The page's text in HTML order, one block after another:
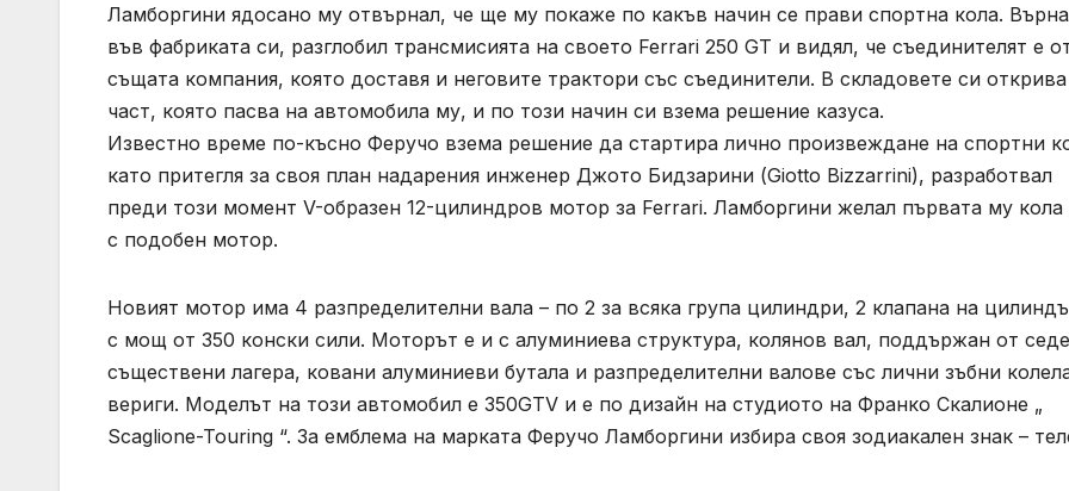
Ламборгини ядосано му отвърнал, че ще му покаже по какъв начин се прави спортна кола.
във фабриката си, разглобил трансмисията на своето Ferrari 250 GT и видял, че съединителят е
същата компания, която доставя и неговите трактори със съединители. В складовете си открива
част, която пасва на автомобила му, и по този начин си взема решение казуса.
Известно време по-късно Феручо взема решение да стартира лично произвеждане на спортни
като притегля за своя план надарения инженер Джото Бидзарини (Giotto Bizzarrini), разработвал
преди този момент V-образен 12-цилиндров мотор за Ferrari. Ламборгини желал първата му кола
с подобен мотор.
Новият мотор има 4 разпределителни вала – по 2 за всяка група цилиндри, 2 клапана на
с мощ от 350 конски сили. Моторът е и с алуминиева структура, колянов вал, поддържан от
съществени лагера, ковани алуминиеви бутала и разпределителни валове със лични зъбни
вериги. Моделът на този автомобил е 350GTV и е по дизайн на студиото на Франко Скалионе „
Scaglione-Touring “. За емблема на марката Феручо Ламборгини избира своя зодиакален знак –